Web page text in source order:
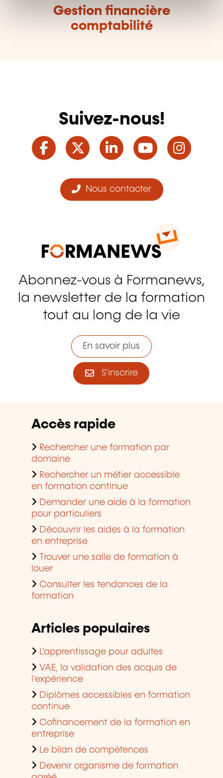
Gestion financière
comptabilité
Suivez-nous!
Facebook
TwitterLinkedInYouTube
Nous contacter
Abonnez-vous à Formanews,
la newsletter de la formation
tout au long de la vie
En savoir plus
S'inscrire
Accès rapide
Rechercher une formation par
domaine
Rechercher un métier accessible
en formation continue
Demander une aide à la formation
pour particuliers
Découvrir les aides à la formation
en entreprise
Trouver une salle de formation à
louer
Consulter les tendances de la
formation
Articles populaires
L'apprentissage pour adultes
VAE, la validation des acquis de
l'expérience
Diplômes accessibles en formation
continue
Cofinancement de la formation en
entreprise
Le bilan de compétences
Devenir organisme de formation